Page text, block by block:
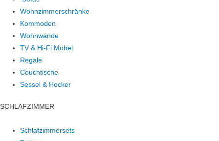
Wohnzimmerschränke
Kommoden
Wohnwände
TV & Hi-Fi Möbel
Regale
Couchtische
Sessel & Hocker
SCHLAFZIMMER
Schlafzimmersets